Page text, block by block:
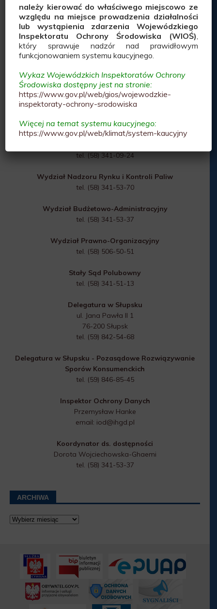
Sekretariat WIIH w Gdańsku
tel. (58) 341-08-77
fax: (58) 341-87-83
email:
sekretariat@ihgd.pl
Adres do e-doręczeń:
AE:PL-27101-49182-EIGRA-26
Wydział ds. Pozasądowego Rozwiązywania Sporów
tel. (58) 341-46-75
tel. (58) 341-09-24
Wydział Nadzoru Rynku i Kontroli Paliw
tel. (58) 341-53-70
Wydział Budżetowo-Administracyjny
tel. (58) 341-53-37
Wydział Prawno-Organizacyjny
tel. (58) 506-50-51
Stały Sąd Polubowny
tel. (58) 341-51-13
Delegatura w Słupsku
ul. Jana Pawła II 1
76-200 Słupsk
tel. (59) 842-54-68
Delegatura w Słupsku - Pozasądowe Rozwiązywanie
Sporów Konsumenckich
tel. (59) 846-85-45
Inspektor Ochrony Danych
Przemysław Hanke
email: iod@ihgd.pl
Koordynator ds. dostępności
Dorota Wojciechowska-Ghaemi
tel. (58) 341-53-37
ARCHIWA
należy kierować do właściwego miejscowo ze
względu na miejsce prowadzenia działalności
lub wystąpienia zdarzenia Wojewódzkiego
Inspektoratu Ochrony Środowiska (WIOŚ)
który sprawuje nadzór nad prawidłowym
funkcjonowaniem systemu kaucyjnego.
Wykaz Wojewódzkich Inspektoratów Ochrony
Środowiska dostępny jest na stronie:
https://www.gov.pl/web/gios/wojewodzkie-
inspektoraty-ochrony-srodowiska
Więcej na temat systemu kaucyjnego:
https://www.gov.pl/web/klimat/system-kaucyjny